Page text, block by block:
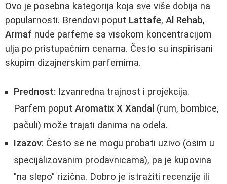
Ovo je posebna kategorija koja sve više dobija na
popularnosti. Brendovi poput Lattafe, Al Rehab,
Armaf nude parfeme sa visokom koncentracijom
ulja po pristupačnim cenama. Često su inspirisani
skupim dizajnerskim parfemima.
Prednost: Izvanredna trajnost i projekcija.
Parfem poput Aromatix X Xandal (rum, bombice,
pačuli) može trajati danima na odela.
Izazov: Često se ne mogu probati uzivo (osim u
specijalizovanim prodavnicama), pa je kupovina
"na slepo" rizična. Dobro je istražiti recenzije ili